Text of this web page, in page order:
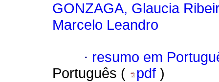
GONZAGA, Glaucia
Marcelo Leandro
· resumo em
Português (
pdf )